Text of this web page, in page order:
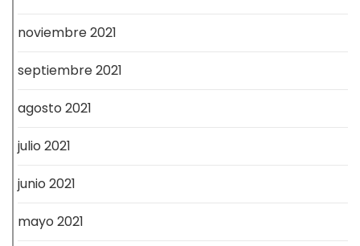
noviembre 2021
septiembre 2021
agosto 2021
julio 2021
junio 2021
mayo 2021